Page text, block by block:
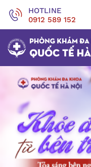
HOTLINE
0912 589 152